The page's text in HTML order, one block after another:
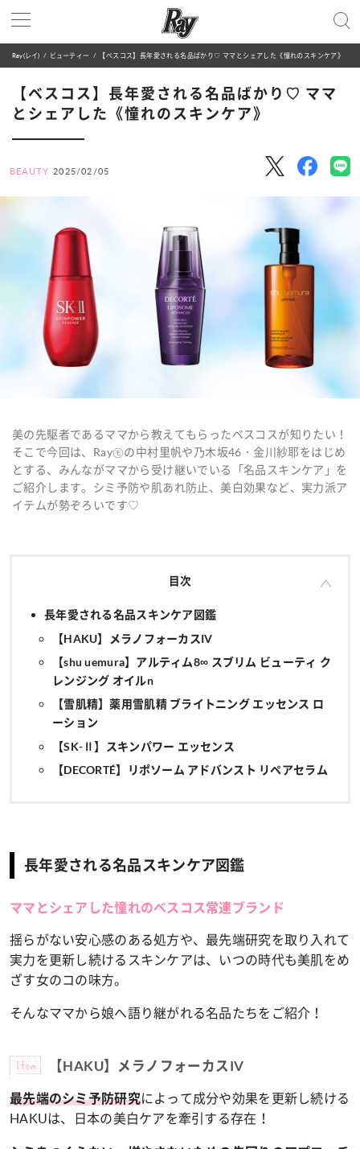
Ray(レイ) ビューティー 【ベスコス】長年愛される名品ばかり♡ ママとシェアした《憧れのスキンケア》
【ベスコス】長年愛される名品ばかり♡ ママ
とシェアした《憧れのスキンケア》
BEAUTY 2025/02/05
美の先駆者であるママから教えてもらったベスコスが知りたい！
そこで今回は、Ray㋲の中村里帆や乃木坂46・金川紗耶をはじめ
とする、みんながママから受け継いでいる「名品スキンケア」を
ご紹介します。シミ予防や肌あれ防止、美白効果など、実力派ア
イテムが勢ぞろいです♡
目次
長年愛される名品スキンケア図鑑
【HAKU】メラノフォーカスIV
【shu uemura】アルティム8∞ スブリム ビューティ ク
レンジング オイルn
【雪肌精】薬用雪肌精 ブライトニング エッセンス ロ
ーション
【SK-Ⅱ】スキンパワー エッセンス
【DECORTÉ】リポソーム アドバンスト リペアセラム
長年愛される名品スキンケア図鑑
ママとシェアした憧れのベスコス常連ブランド
揺らがない安心感のある処方や、最先端研究を取り入れて
実力を更新し続けるスキンケアは、いつの時代も美肌をめ
ざす女のコの味方。
そんなママから娘へ語り継がれる名品たちをご紹介！
Item 【HAKU】メラノフォーカスIV
最先端のシミ予防研究によって成分や効果を更新し続ける
HAKUは、日本の美白ケアを牽引する存在！